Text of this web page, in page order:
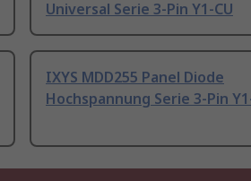
Universal Serie 3-Pin Y1-CU
IXYS MDD255 Panel Diode
Hochspannung Serie 3-Pin